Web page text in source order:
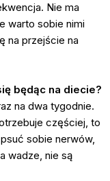
Nie ma
warto sobie nimi
na przejście na
będąc na diecie?
na dwa tygodnie.
częściej, to
sobie nerwów,
wadze, nie są